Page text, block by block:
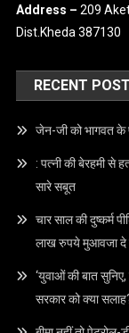
Email –
Address –209
Dist.Kheda 387130
जेन-जी को भागवत के
: पत्नी की बेरहमी से